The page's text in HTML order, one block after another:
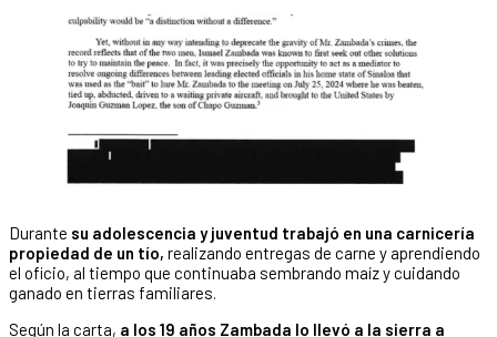
Durante su adolescencia y juventud trabajó en una carnicería
propiedad de un tío, realizando entregas de carne y aprendiendo
el oficio, al tiempo que continuaba sembrando maíz y cuidando
ganado en tierras familiares.
Según la carta, a los 19 años Zambada lo llevó a la sierra a